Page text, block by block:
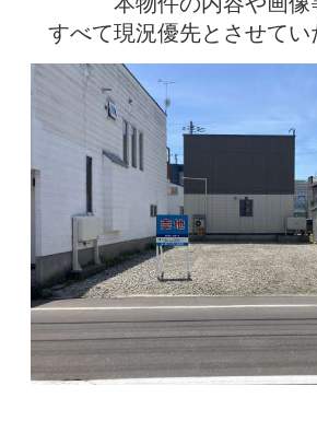
画像フリックで左右にスクロールします
地図を表示
種別
売地
名称
青森市古川2丁目